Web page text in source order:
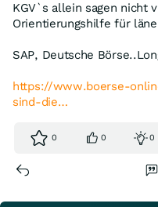
KGV`s allein sagen nicht
Orientierungshilfe für
SAP, Deutsche
https://www.boerse-
sind-die…
0 0 0